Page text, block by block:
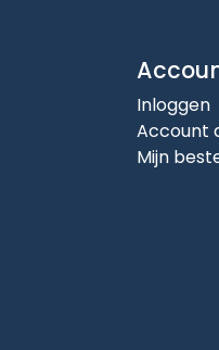
Inloggen
Account
Mijn